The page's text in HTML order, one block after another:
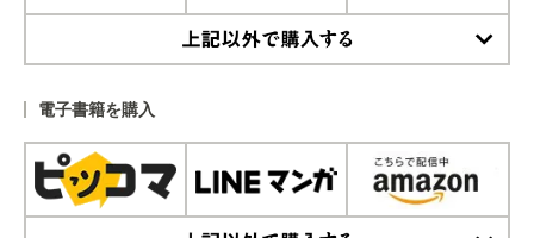
電子書籍を購入